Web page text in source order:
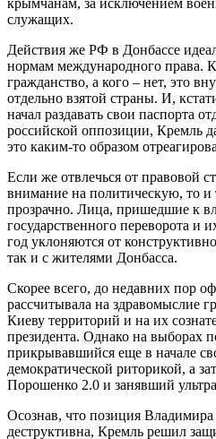
крымчанам, за исключением
служащих.
Действия же РФ в Донбассе
нормам международного права.
гражданство, а кого – нет, это
отдельно взятой страны. И,
начал раздавать свои паспорта
российской оппозиции, Кремль
это каким-то образом
Если же отвлечься от правовой
внимание на политическую, то и
прозрачно. Лица, пришедшие к
государственного переворота и
год уклоняются от
так и с жителями Донбасса.
Скорее всего, до недавних пор
рассчитывала на здравомыслие
Киеву территорий и на их
президента. Однако на выборах
прикрывавшийся еще в начале
демократической риторикой, а
Порошенко 2.0 и занявший
Осознав, что позиция
деструктивна, Кремль решил